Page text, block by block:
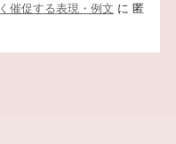
催促する表現・例文 に 匿